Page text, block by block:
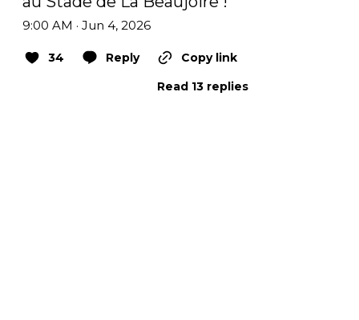
9:00 AM · Jun 4, 2026
34 Reply
Copy link
Read 13 replies